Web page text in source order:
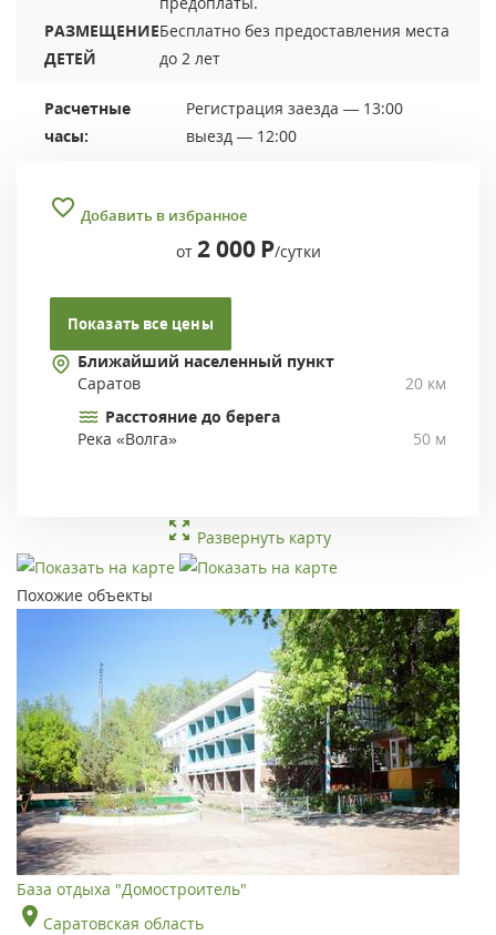
РАЗМЕЩЕНИЕ
ДЕТЕЙ
Бесплатно без предоставления места
до 2 лет
Расчетные
часы:
Регистрация заезда — 13:00
выезд — 12:00
Добавить в избранное
от 2 000 Р/сутки
Показать все цены
Ближайший населенный пункт
Саратов
20 км
Расстояние до берега
Река «Волга»
50 м
Развернуть карту
Похожие объекты
База отдыха "Домостроитель"
Саратовская область